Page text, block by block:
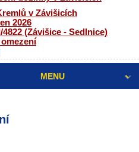
v Závišicích
2026
(Závišice - Sedlnice)
MENU